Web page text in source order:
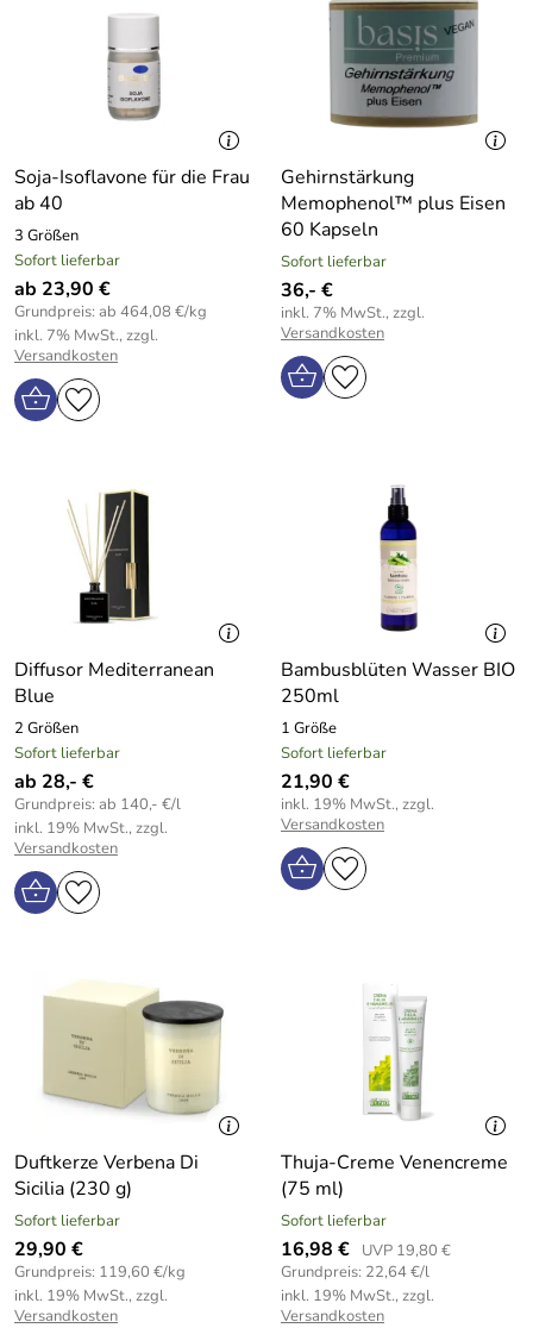
Soja-Isoflavone für die Frau
ab 40
3 Größen
Sofort lieferbar
ab 23,90 €
Grundpreis: ab 464,08 €/kg
inkl. 7% MwSt., zzgl.
Versandkosten
Gehirnstärkung
Memophenol™ plus Eisen
60 Kapseln
Sofort lieferbar
36,- €
inkl. 7% MwSt., zzgl.
Versandkosten
Diffusor Mediterranean
Blue
2 Größen
Sofort lieferbar
ab 28,- €
Grundpreis: ab 140,- €/l
inkl. 19% MwSt., zzgl.
Versandkosten
Bambusblüten Wasser BIO
250ml
1 Größe
Sofort lieferbar
21,90 €
inkl. 19% MwSt., zzgl.
Versandkosten
Duftkerze Verbena Di
Sicilia (230 g)
Sofort lieferbar
29,90 €
Grundpreis: 119,60 €/kg
inkl. 19% MwSt., zzgl.
Versandkosten
Thuja-Creme Venencreme
(75 ml)
Sofort lieferbar
16,98 €
UVP 19,80 €
Grundpreis: 22,64 €/l
inkl. 19% MwSt., zzgl.
Versandkosten